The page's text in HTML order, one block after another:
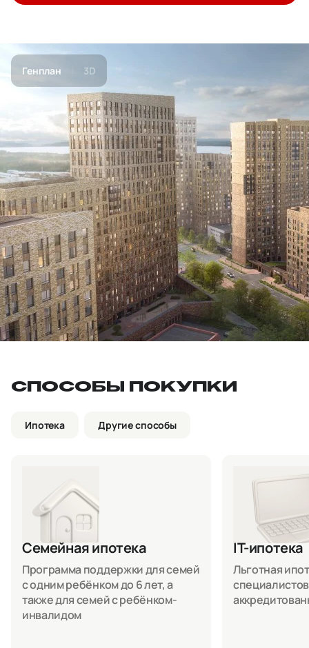
Генплан 3D
СПОСОБЫ ПОКУПКИ
Ипотека Другие способы
Семейная ипотека
Программа поддержки для семей
с одним ребёнком до 6 лет, а
также для семей с ребёнком-
инвалидом
IT-ипотека
Льготная